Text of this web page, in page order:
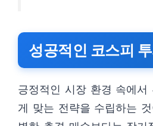
성공적인 코스피
긍정적인 시장 환경 속에서
게 맞는 전략을 수립하는